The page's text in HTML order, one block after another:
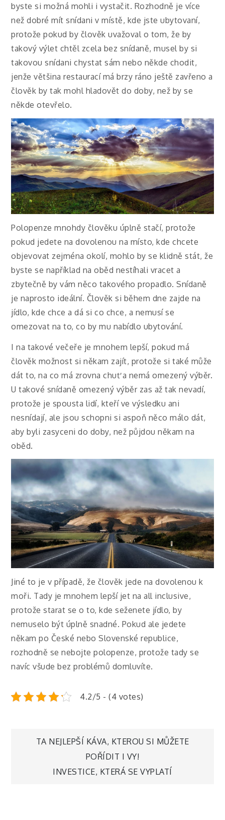
byste si možná mohli i vystačit. Rozhodně je více
než dobré mít snídani v místě, kde jste ubytovaní,
protože pokud by člověk uvažoval o tom, že by
takový výlet chtěl zcela bez snídaně, musel by si
takovou snídani chystat sám nebo někde chodit,
jenže většina restaurací má brzy ráno ještě zavřeno a
člověk by tak mohl hladovět do doby, než by se
někde otevřelo.
Polopenze mnohdy člověku úplně stačí, protože
pokud jedete na dovolenou na místo, kde chcete
objevovat zejména okolí, mohlo by se klidně stát, že
byste se například na oběd nestíhali vracet a
zbytečně by vám něco takového propadlo. Snídaně
je naprosto ideální. Člověk si během dne zajde na
jídlo, kde chce a dá si co chce, a nemusí se
omezovat na to, co by mu nabídlo ubytování.
I na takové večeře je mnohem lepší, pokud má
člověk možnost si někam zajít, protože si také může
dát to, na co má zrovna chuť a nemá omezený výběr.
U takové snídaně omezený výběr zas až tak nevadí,
protože je spousta lidí, kteří ve výsledku ani
nesnídají, ale jsou schopni si aspoň něco málo dát,
aby byli zasyceni do doby, než půjdou někam na
oběd.
Jiné to je v případě, že člověk jede na dovolenou k
moři. Tady je mnohem lepší jet na all inclusive,
protože starat se o to, kde seženete jídlo, by
nemuselo být úplně snadné. Pokud ale jedete
někam po České nebo Slovenské republice,
rozhodně se nebojte polopenze, protože tady se
navíc všude bez problémů domluvíte.
4.2/5 - (4 votes)
Navigace
pro
TA NEJLEPŠÍ KÁVA, KTEROU SI MŮŽETE
POŘÍDIT I VY!
INVESTICE, KTERÁ SE VYPLATÍ